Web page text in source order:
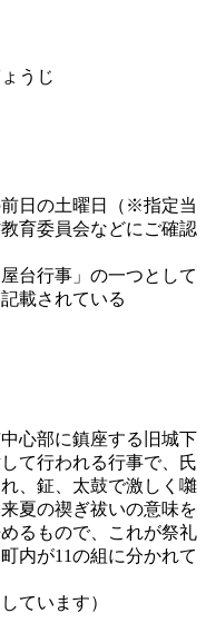
うじ
日の土曜日（※指定当
育委員会などにご確認
台行事」の一つとして
載されている
心部に鎮座する旧城下
て行われる行事で、氏
、鉦、太鼓で激しく囃
夏の禊ぎ祓いの意味を
るもので、これが祭礼
内が11の組に分かれて
ています）